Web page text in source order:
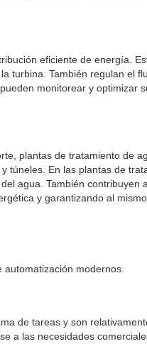
eficiente de energía.
turbina. También regulan el
monitorear y optimizar
plantas de tratamiento de
En las plantas de
agua. También
y garantizando al
automatización modernos.
de tareas y son
a las necesidades